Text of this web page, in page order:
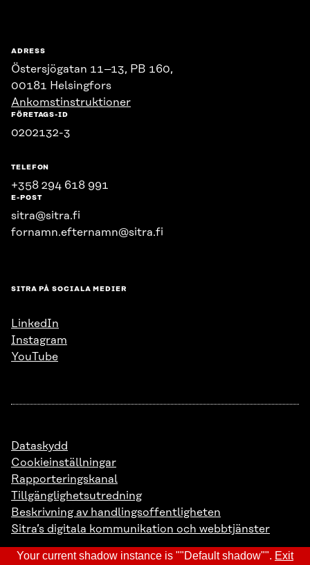
ADRESS
Östersjögatan 11–13, PB 160,
00181 Helsingfors
Ankomstinstruktioner
FÖRETAGS-ID
0202132-3
TELEFON
+358 294 618 991
E-POST
sitra@sitra.fi
fornamn.efternamn@sitra.fi
SITRA PÅ SOCIALA MEDIER
LinkedIn
Instagram
YouTube
Dataskydd
Cookieinställningar
Rapporteringskanal
Tillgänglighetsutredning
Beskrivning av handlingsoffentligheten
Sitra’s digitala kommunikation och webbtjänster
Your current shadow instance is ""Default shadow"". Exit